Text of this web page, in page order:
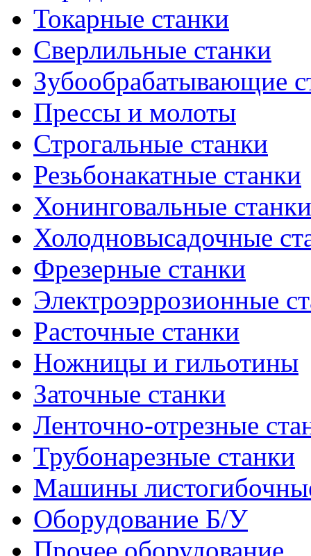
Токарные станки
Сверлильные станки
Зубообрабатывающие
Прессы и молоты
Строгальные станки
Резьбонакатные станки
Хонинговальные станки
Холодновысадочные
Фрезерные станки
Электроэррозионные
Расточные станки
Ножницы и гильотины
Заточные станки
Ленточно-отрезные
Трубонарезные станки
Машины
Оборудование Б/У
Прочее оборудование